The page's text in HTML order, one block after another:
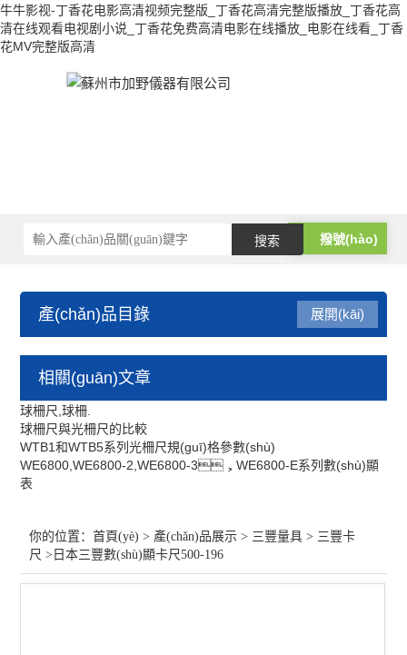
牛牛影视-丁香花电影高清视频完整版_丁香花高清完整版播放_丁香花高
清在线观看电视剧小说_丁香花免费高清电影在线播放_电影在线看_丁香
花MV完整版高清
撥號(hào)
產(chǎn)品目錄
三豐量具
三豐卡尺
三豐外徑千分尺
三豐粗糙度儀
展開(kāi)
相關(guān)文章
球柵尺,球柵.
球柵尺與光柵尺的比較
WTB1和WTB5系列光柵尺規(guī)格參數(shù)
WE6800,WE6800-2,WE6800-3，WE6800-E系列數(shù)顯
表
你的位置：首頁(yè) > 產(chǎn)品展示 > 三豐量具 > 三豐卡
尺 >日本三豐數(shù)顯卡尺500-196